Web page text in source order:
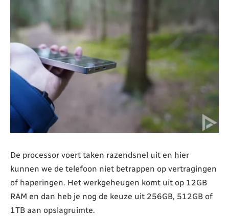
De processor voert taken razendsnel uit en hier
kunnen we de telefoon niet betrappen op vertragingen
of haperingen. Het werkgeheugen komt uit op 12GB
RAM en dan heb je nog de keuze uit 256GB, 512GB of
1TB aan opslagruimte.